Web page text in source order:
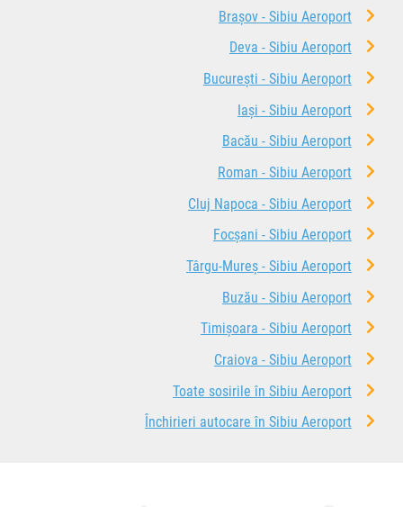
Brașov - Sibiu Aeroport
Deva - Sibiu Aeroport
București - Sibiu Aeroport
Iași - Sibiu Aeroport
Bacău - Sibiu Aeroport
Roman - Sibiu Aeroport
Cluj Napoca - Sibiu Aeroport
Focșani - Sibiu Aeroport
Târgu-Mureș - Sibiu Aeroport
Buzău - Sibiu Aeroport
Timișoara - Sibiu Aeroport
Craiova - Sibiu Aeroport
Toate sosirile în Sibiu Aeroport
Închirieri autocare în Sibiu Aeroport